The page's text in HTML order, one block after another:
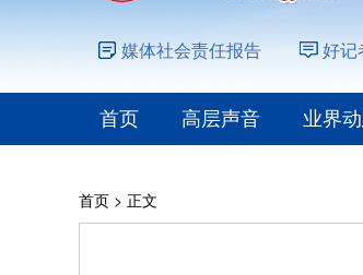
媒体社会责任报告 好记
首页 高层声音 业界
首页 > 正文